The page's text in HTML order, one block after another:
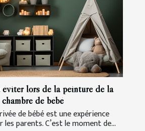
éviter lors de la peinture de la
chambre de bébé
de bébé est une expérience
parents. C’est le moment de...